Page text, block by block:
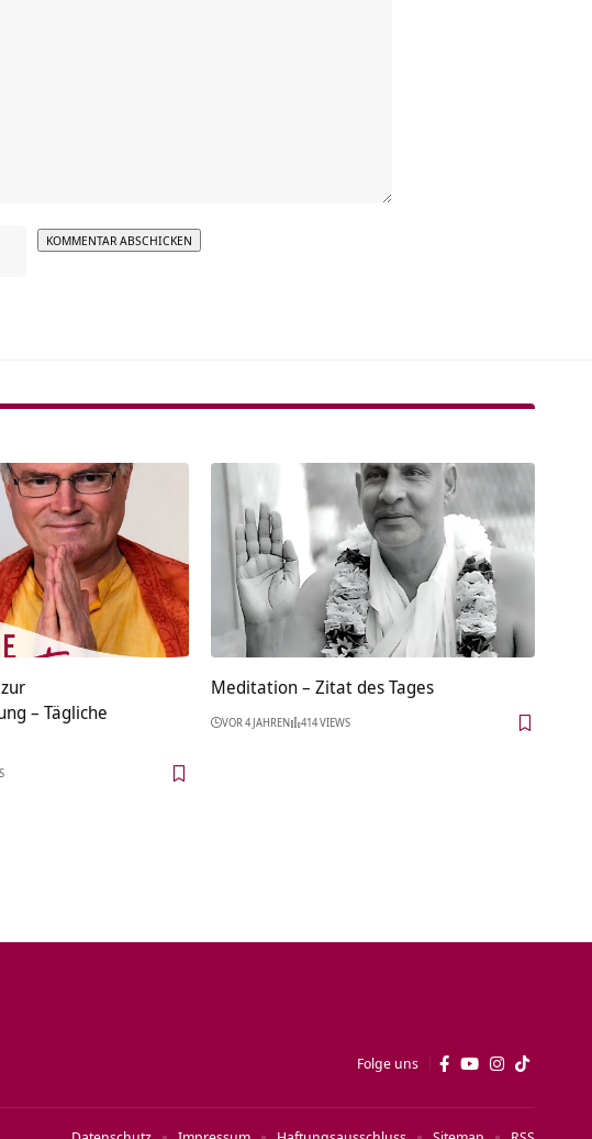
– Tägliche
Meditation – Zitat des Tages
VOR 4 JAHREN 414 VIEWS
Folge uns